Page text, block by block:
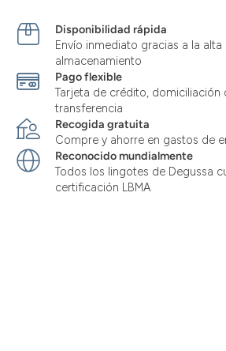
Disponibilidad rápida
Envío inmediato gracias a la
almacenamiento
Pago flexible
Tarjeta de crédito, domiciliación
transferencia
Recogida gratuita
Compre y ahorre en gastos de
Reconocido mundialmente
Todos los lingotes de Degussa
certificación LBMA